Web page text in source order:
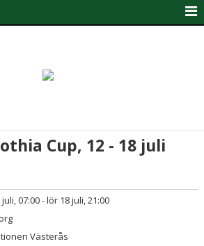
Cup, 12 - 18 juli
07:00 - lör 18 juli, 21:00
Västerås